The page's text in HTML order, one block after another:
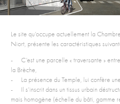
Le site qu’occupe actuellement la
Niort, présente les caractéristiques
- C’est une parcelle « traversante »
la Brèche,
- La présence du Temple, lui confère
- Il s’inscrit dans un tissus urbain
mais homogène (échelle du bâti, gamme